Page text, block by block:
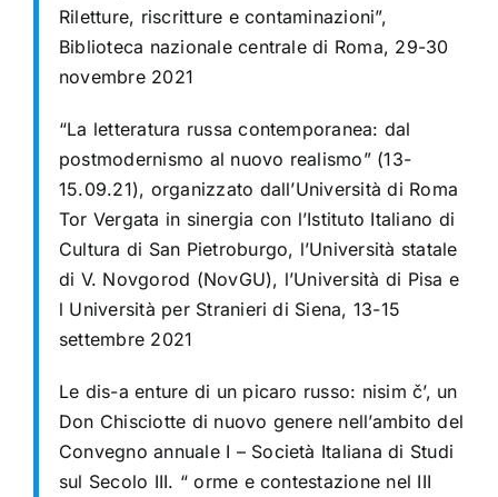
Riletture, riscritture e contaminazioni”,
Biblioteca nazionale centrale di Roma, 29-30
novembre 2021
“La letteratura russa contemporanea: dal
postmodernismo al nuovo realismo” (13-
15.09.21), organizzato dall’Università di Roma
Tor Vergata in sinergia con l’Istituto Italiano di
Cultura di San Pietroburgo, l’Università statale
di V. Novgorod (NovGU), l’Università di Pisa e
l Università per Stranieri di Siena, 13-15
settembre 2021
Le dis-a enture di un picaro russo: nisim č’, un
Don Chisciotte di nuovo genere nell’ambito del
Convegno annuale I – Società Italiana di Studi
sul Secolo III. “ orme e contestazione nel III